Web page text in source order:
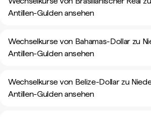
Antillen-Gulden ansehen
Wechselkurse von Bahamas-Dollar zu
Antillen-Gulden ansehen
Wechselkurse von Belize-Dollar zu
Antillen-Gulden ansehen